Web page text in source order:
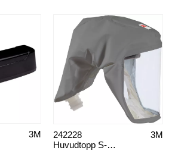
3M
Huvudtopp S-333 till Versaflo
3M
242228